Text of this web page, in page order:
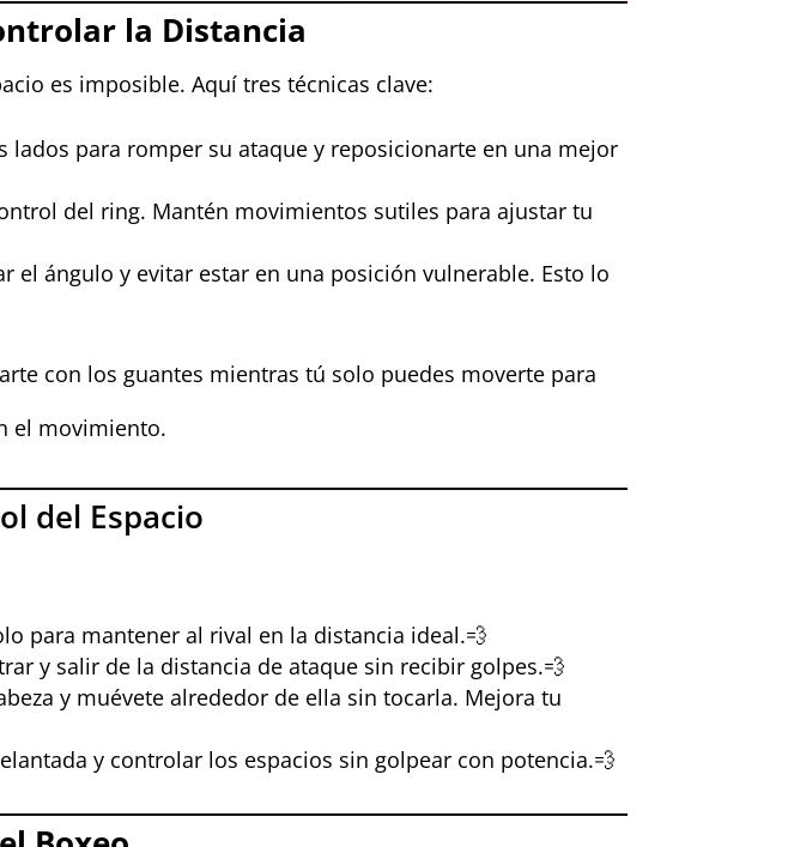
la Distancia
es imposible. Aquí tres técnicas clave:
lados para romper su ataque y reposicionarte en una mejor
del ring. Mantén movimientos sutiles para ajustar tu
el ángulo y evitar estar en una posición vulnerable. Esto lo
con los guantes mientras tú solo puedes moverte para
el movimiento.
del Espacio
para mantener al rival en la distancia ideal.💨
y salir de la distancia de ataque sin recibir golpes.💨
y muévete alrededor de ella sin tocarla. Mejora tu
y controlar los espacios sin golpear con potencia.💨